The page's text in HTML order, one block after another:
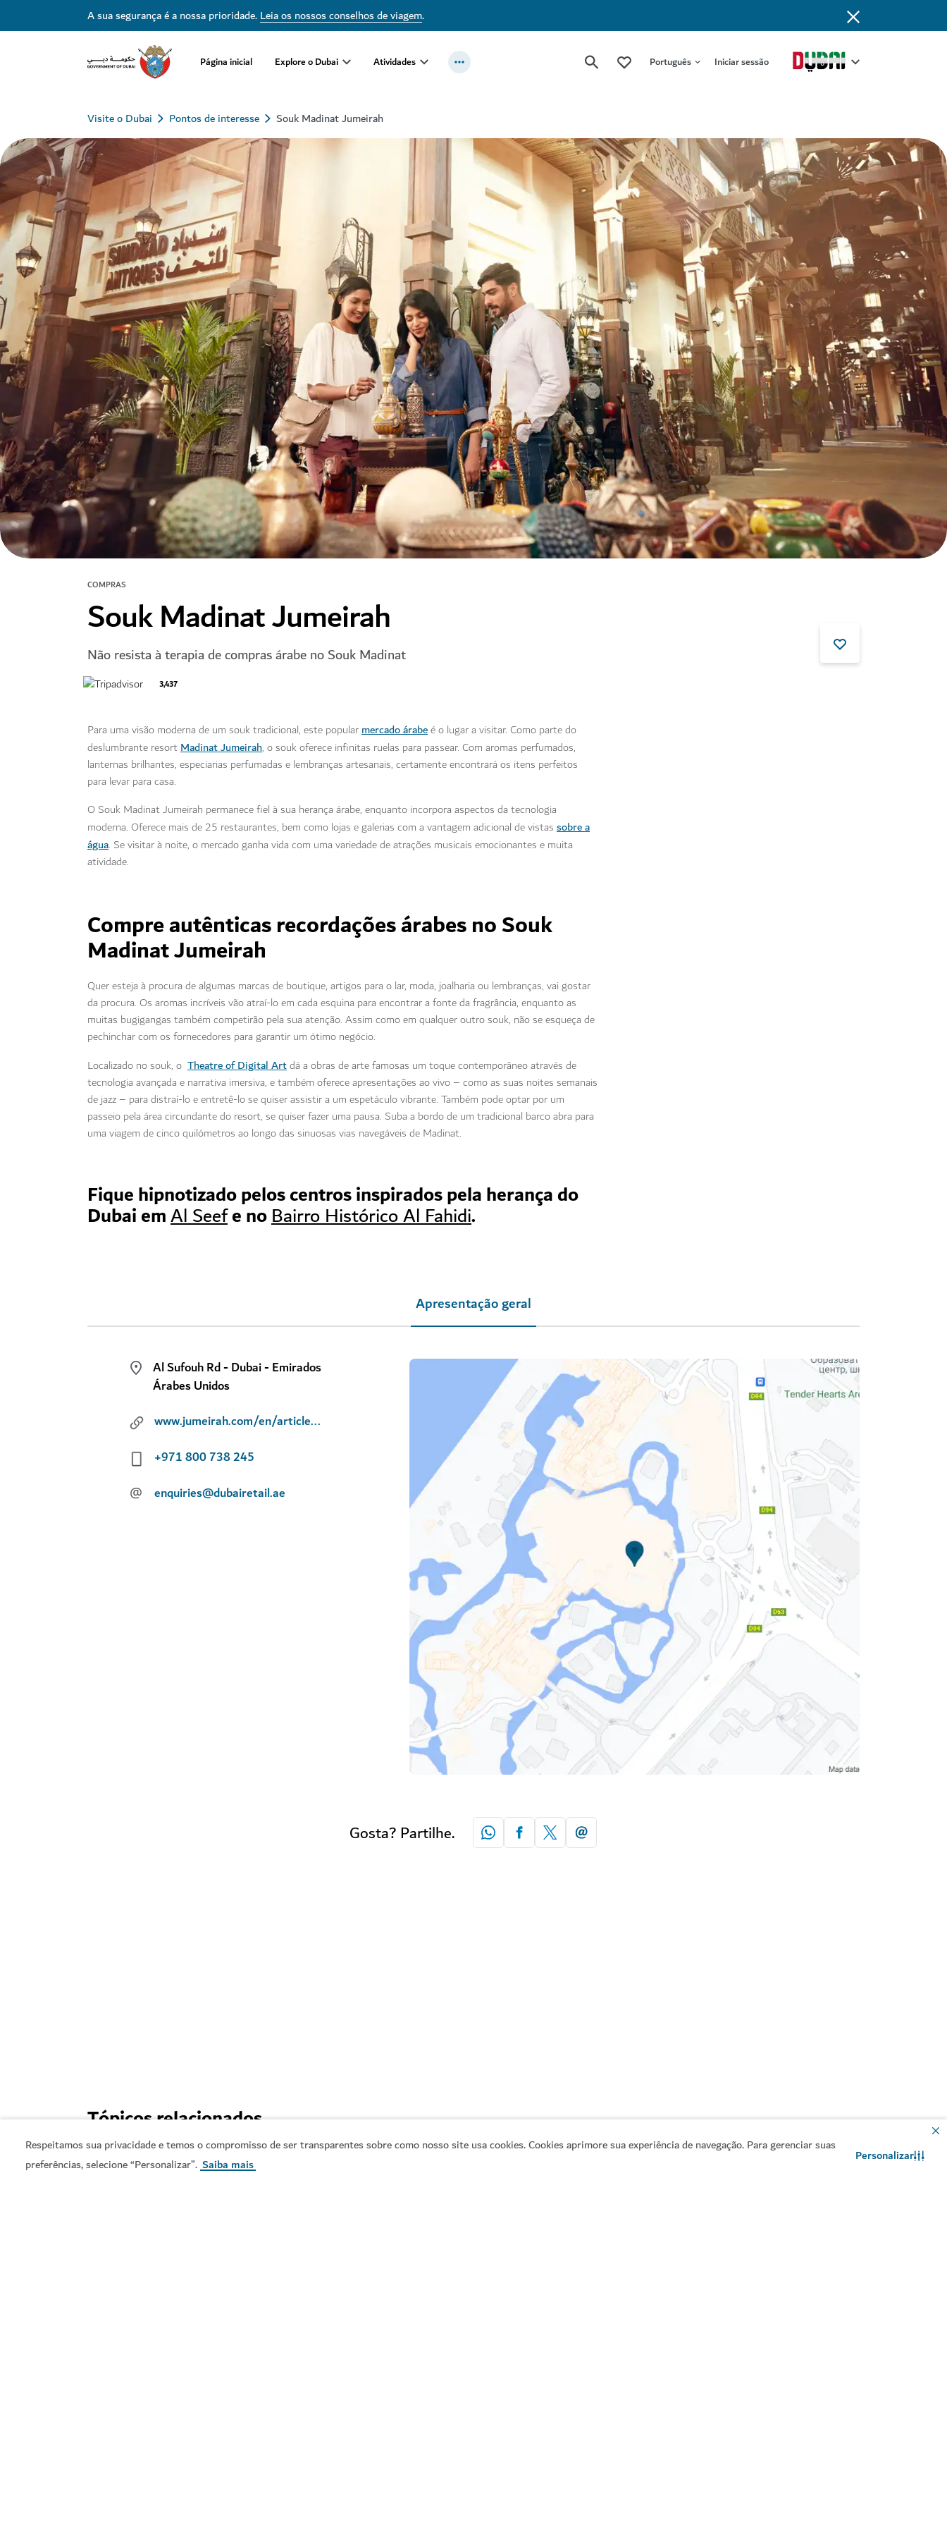
Respeitamos sua privacidade e temos o compromisso de ser transparentes sobre como nosso site usa cookies. Cookies aprimore sua experiência de navegação. Para gerenciar suas
preferências, selecione “Personalizar”. Saiba mais Personalizar
A sua segurança é a nossa prioridade.Leia os nossos conselhos de viagem.
Página inicial Explore o Dubai Atividades Português Iniciar sessão
Visite o Dubai Pontos de interesse Souk Madinat Jumeirah
COMPRAS
Souk Madinat Jumeirah
Não resista à terapia de compras árabe no Souk Madinat
3,437
Para uma visão moderna de um souk tradicional, este popularmercado árabeé o lugar a visitar. Como parte do
deslumbrante resortMadinat Jumeirah, o souk oferece infinitas ruelas para passear. Com aromas perfumados,
lanternas brilhantes, especiarias perfumadas e lembranças artesanais, certamente encontrará os itens perfeitos
para levar para casa.
O Souk Madinat Jumeirah permanece fiel à sua herança árabe, enquanto incorpora aspectos da tecnologia
moderna. Oferece mais de 25 restaurantes, bem como lojas e galerias com a vantagem adicional de vistas sobre a
água. Se visitar à noite, o mercado ganha vida com uma variedade de atrações musicais emocionantes e muita
atividade.
Compre autênticas recordações árabes no Souk
Madinat Jumeirah
Quer esteja à procura de algumas marcas de boutique, artigos para o lar, moda, joalharia ou lembranças, vai gostar
da procura. Os aromas incríveis vão atraí-lo em cada esquina para encontrar a fonte da fragrância, enquanto as
muitas bugigangas também competirão pela sua atenção. Assim como em qualquer outro souk, não se esqueça de
pechinchar com os fornecedores para garantir um ótimo negócio.
Localizado no souk, o Theatre of Digital Artdá a obras de arte famosas um toque contemporâneo através de
tecnologia avançada e narrativa imersiva, e também oferece apresentações ao vivo – como as suas noites semanais
de jazz – para distraí-lo e entretê-lo se quiser assistir a um espetáculo vibrante. Também pode optar por um
passeio pela área circundante do resort, se quiser fazer uma pausa. Suba a bordo de um tradicional barco abra para
uma viagem de cinco quilómetros ao longo das sinuosas vias navegáveis de Madinat.
Fique hipnotizado pelos centros inspirados pela herança do
Dubai emAl Seefe noBairro Histórico Al Fahidi.
Apresentação geral
Al Sufouh Rd - Dubai - Emirados
Árabes Unidos
www.jumeirah.com/en/article/experiences/dubai/souk-madinat-jumeirah
+971 800 738 245
@ enquiries@dubairetail.ae
Gosta? Partilhe.
Tópicos relacionados
#Compras #Diversão